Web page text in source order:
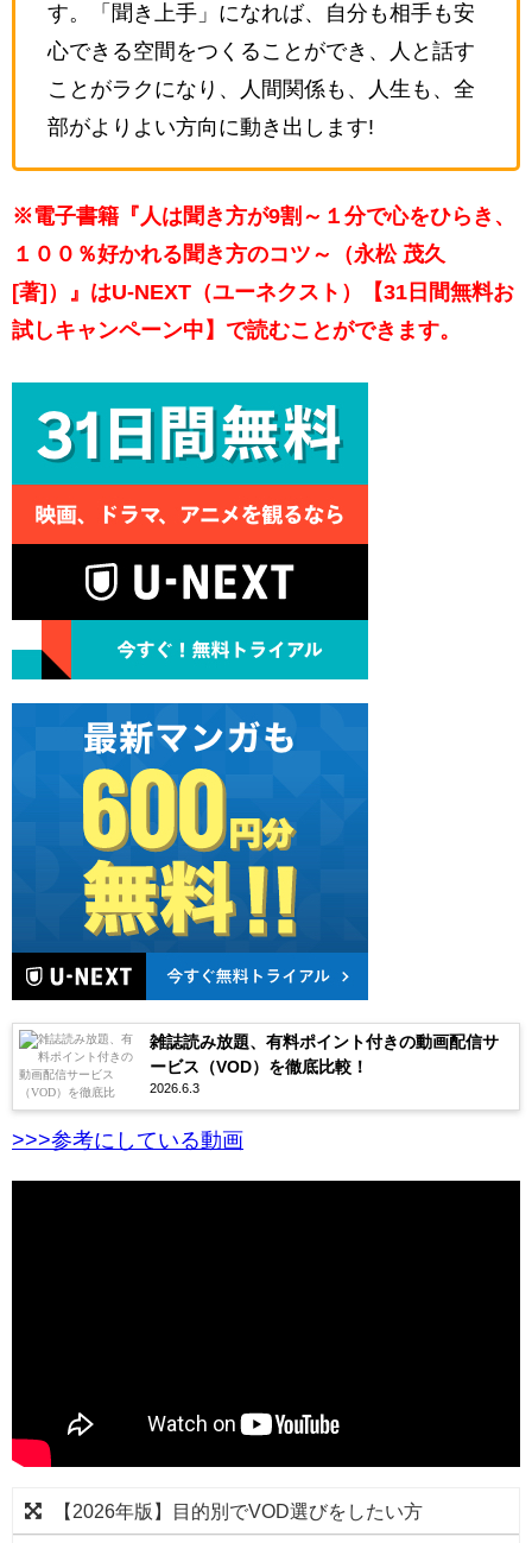
す。「聞き上手」になれば、自分も相手も安
心できる空間をつくることができ、人と話す
ことがラクになり、人間関係も、人生も、全
部がよりよい方向に動き出します!
※電子書籍『人は聞き方が9割～１分で心をひらき、
１００％好かれる聞き方のコツ～（永松 茂久
[著]）』はU-NEXT（ユーネクスト）【31日間無料お
試しキャンペーン中】で読むことができます。
雑誌読み放題、有料ポイント付きの動画配信サ
ービス（VOD）を徹底比較！
2026.6.3
>>>参考にしている動画
【2026年版】目的別でVOD選びをしたい方